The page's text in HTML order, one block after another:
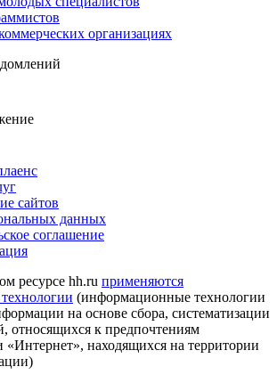
организациях
сайтов
данных
соглашение
ресурсе hh.ru применяются
(информационные технологии
на основе сбора, систематизации
относящихся к предпочтениям
«Интернет», находящихся на территории